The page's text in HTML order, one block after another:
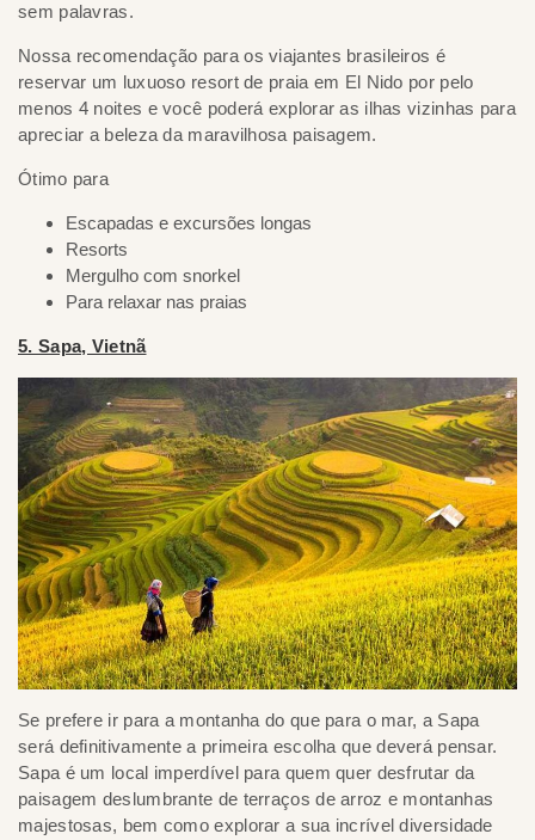
sem palavras.
Nossa recomendação para os viajantes brasileiros é
reservar um luxuoso resort de praia em El Nido por pelo
menos 4 noites e você poderá explorar as ilhas vizinhas para
apreciar a beleza da maravilhosa paisagem.
Ótimo para
Escapadas e excursões longas
Resorts
Mergulho com snorkel
Para relaxar nas praias
5. Sapa, Vietnã
Se prefere ir para a montanha do que para o mar, a Sapa
será definitivamente a primeira escolha que deverá pensar.
Sapa é um local imperdível para quem quer desfrutar da
paisagem deslumbrante de terraços de arroz e montanhas
majestosas, bem como explorar a sua incrível diversidade